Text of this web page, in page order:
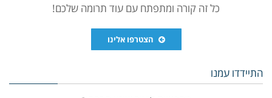
כל זה קורה ומתפתח עם עוד תרומה שלכם!
הצטרפו אלינו
התיידדו עמנו